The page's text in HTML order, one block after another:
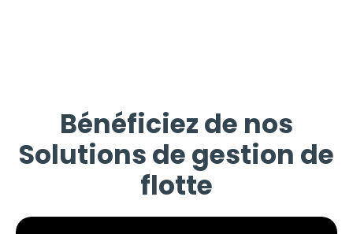
Bénéficiez de nos
Solutions de gestion de
flotte